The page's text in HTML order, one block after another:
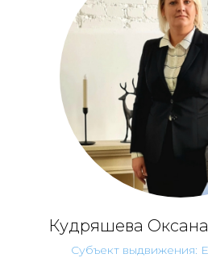
Кудряшева
Субъект выдвижения: